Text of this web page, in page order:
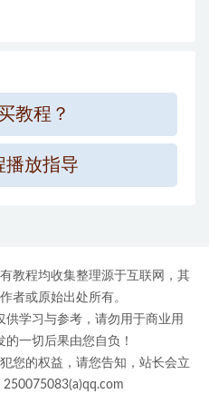
教程？
播放指导
教程均收集整理源于互联网，其
者或原始出处所有。
供学习与参考，请勿用于商业用
一切后果由您自负！
您的权益，请您告知，站长会立